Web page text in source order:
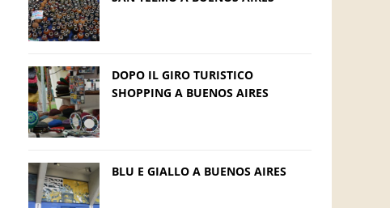
DOPO IL GIRO TURISTICO
SHOPPING A BUENOS AIRES
BLU E GIALLO A BUENOS AIRES